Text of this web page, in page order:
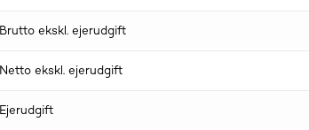
Brutto ekskl. ejerudgift
Netto ekskl. ejerudgift
Ejerudgift